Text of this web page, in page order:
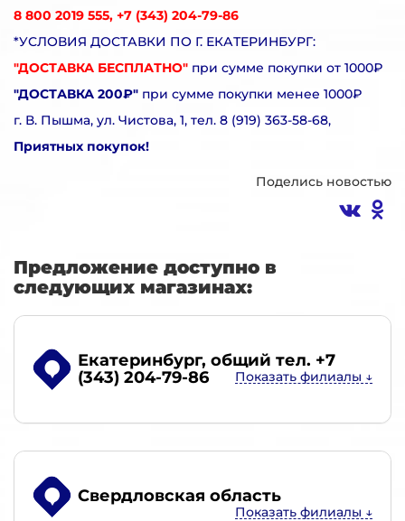
8 800 2019 555, +7 (343) 204-79-86
*УСЛОВИЯ ДОСТАВКИ ПО Г. ЕКАТЕРИНБУРГ:
"ДОСТАВКА БЕСПЛАТНО" при сумме покупки от 1000₽
"ДОСТАВКА 200₽" при сумме покупки менее 1000₽
г. В. Пышма, ул. Чистова, 1, тел. 8 (919) 363-58-68,
Приятных покупок!
Поделись новостью
Предложение доступно в
следующих магазинах:
Екатеринбург, общий тел. +7
(343) 204-79-86
Свердловская область